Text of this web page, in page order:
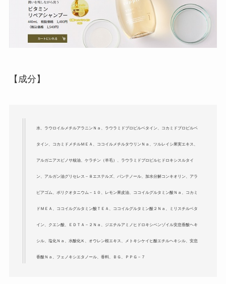
【成分】
水、ラウロイルメチルアラニンＮａ、ラウラミドプロピルベタイン、コカミドプロピルベ
タイン、コカミドメチルＭＥＡ、ココイルメチルタウリンＮａ、ツルレイシ果実エキス、
アルガニアスピノサ核油、ケラチン（羊毛）、ラウラミドプロピルヒドロキシスルタイ
ン、アルガン油グリセレス－８エステルズ、パンテノール、加水分解コンキオリン、アラ
ビアゴム、ポリクオタニウム－１０、レモン果皮油、ココイルグルタミン酸Ｎａ、コカミ
ドＭＥＡ、ココイルグルタミン酸ＴＥＡ、ココイルグルタミン酸２Ｎａ、ミリスチルベタ
イン、クエン酸、ＥＤＴＡ－２Ｎａ、ジエチルアミノヒドロキシベンゾイル安息香酸ヘキ
シル、塩化Ｎａ、水酸化Ｋ、オウレン根エキス、メトキシケイヒ酸エチルヘキシル、安息
香酸Ｎａ、フェノキシエタノール、香料、ＢＧ、ＰＰＧ－７